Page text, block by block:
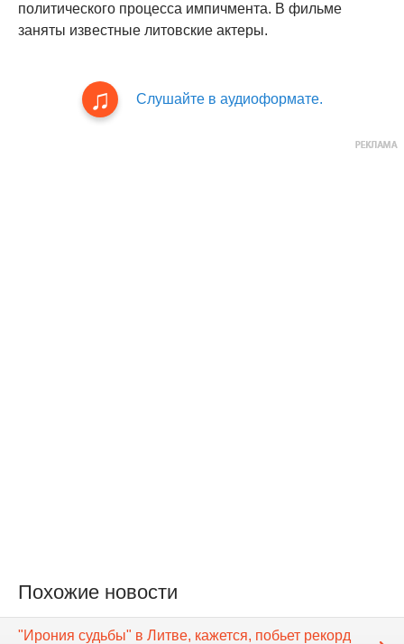
политического процесса импичмента. В фильме
заняты известные литовские актеры.
Слушайте в аудиоформате.
Похожие новости
"Ирония судьбы" в Литве, кажется, побьет рекорд